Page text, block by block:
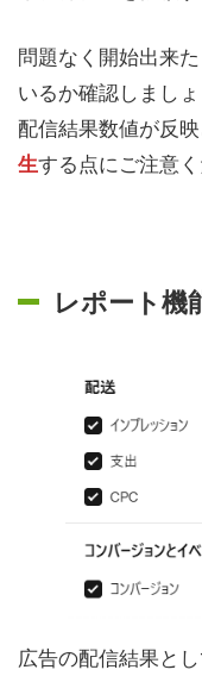
問題なく開始出来
いるか確認しまし
配信結果数値が反映
生する点にご注意く
レポート機
広告の配信結果と